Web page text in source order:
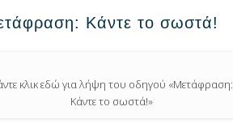
Κάντε το σωστά!
κλικ εδώ για λήψη του οδηγού «Μετάφραση:
Κάντε το σωστά!»